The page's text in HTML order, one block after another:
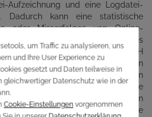
Aufzeichnung und eine Logdatei-
Dadurch kann eine statistische
oder Misserfolges von Online-
werden. Anhand des
kann die Gastromatic GmbH
E-Mail von einer betroffenen
welche in der E-Mail befindlichen
Person aufgerufen wurden. Solche
enthaltenen Zählpixel erhobenen
werden von dem für die